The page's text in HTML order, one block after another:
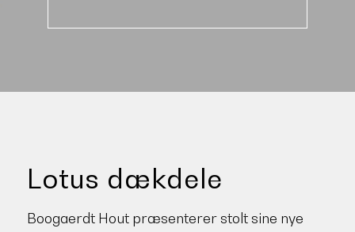
Lotus dækdele
Boogaerdt Hout præsenterer stolt sine nye